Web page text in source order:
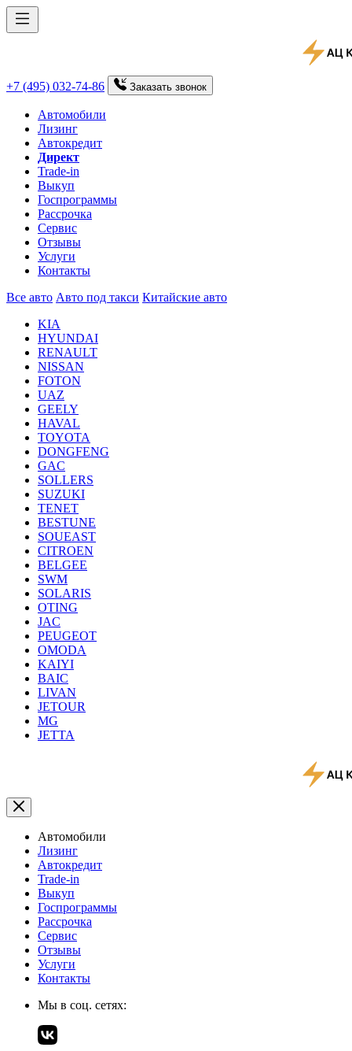
+7 (495) 032-74-86 Заказать звонок
Автомобили
Лизинг
Автокредит
Директ
Trade-in
Выкуп
Госпрограммы
Рассрочка
Сервис
Отзывы
Услуги
Контакты
Все авто Авто под такси Китайские авто
KIA
HYUNDAI
RENAULT
NISSAN
FOTON
UAZ
GEELY
HAVAL
TOYOTA
DONGFENG
GAC
SOLLERS
SUZUKI
TENET
BESTUNE
SOUEAST
CITROEN
BELGEE
SWM
SOLARIS
OTING
JAC
PEUGEOT
OMODA
KAIYI
BAIC
LIVAN
JETOUR
MG
JETTA
Автомобили
Лизинг
Автокредит
Trade-in
Выкуп
Госпрограммы
Рассрочка
Сервис
Отзывы
Услуги
Контакты
Мы в соц. сетях: